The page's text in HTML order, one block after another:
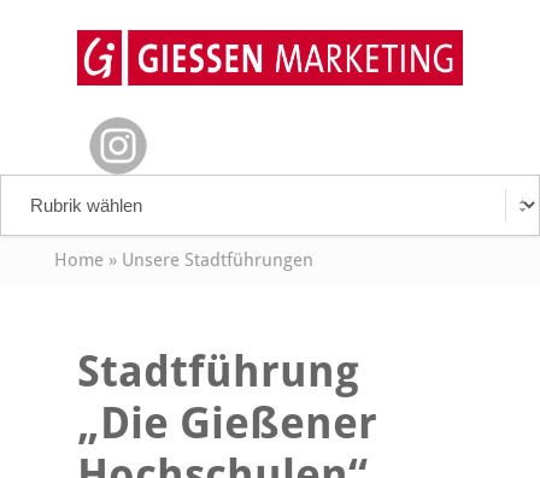
Home» Unsere Stadtführungen
Stadtführung
„Die Gießener